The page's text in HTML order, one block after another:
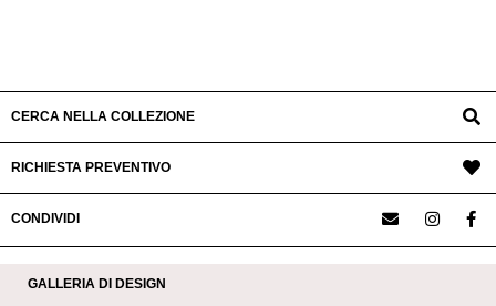
07-
18
CERCA NELLA COLLEZIONE
RICHIESTA PREVENTIVO
CONDIVIDI
GALLERIA DI DESIGN